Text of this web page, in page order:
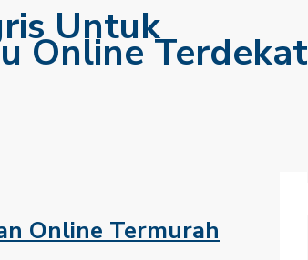
Untuk
Online Terdekat
Online Termurah